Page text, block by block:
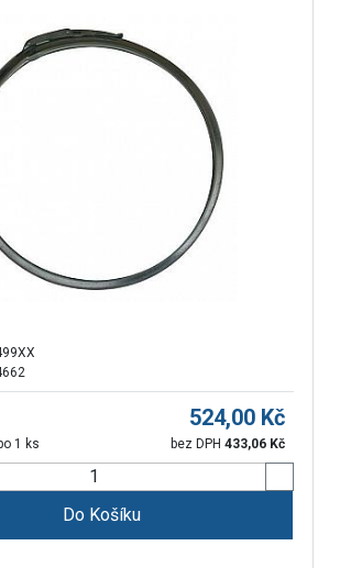
1 ks
524,00 Kč
bez DPH 433,06 Kč
Do Košíku